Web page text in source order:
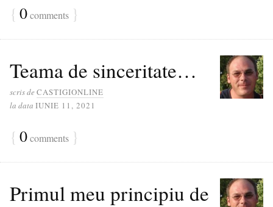
{ 0comments }
Teama de sinceritate…
scris de CASTIGIONLINE
la data IUNIE 11, 2021
{ 0comments }
Primul meu principiu de